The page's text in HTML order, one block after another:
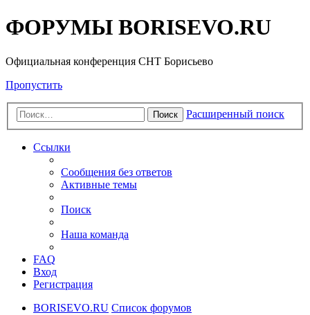
ФОРУМЫ BORISEVO.RU
Официальная конференция СНТ Борисьево
Пропустить
Поиск Расширенный поиск
Ссылки
Сообщения без ответов
Активные темы
Поиск
Наша команда
FAQ
Вход
Регистрация
BORISEVO.RU Список форумов